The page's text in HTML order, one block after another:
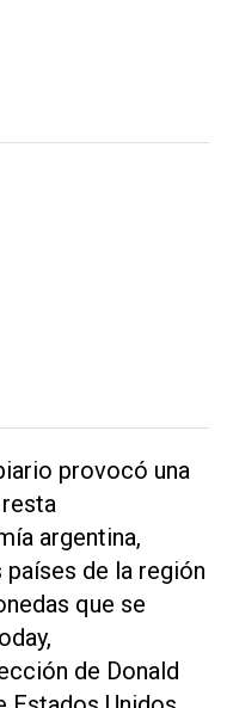
provocó una
argentina,
de la región
que se
de Donald